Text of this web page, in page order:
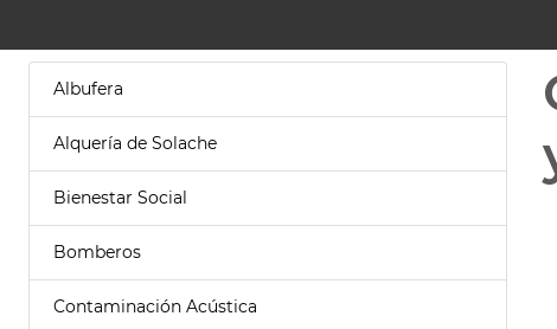
Albufera
Alquería de Solache
Bienestar Social
Bomberos
Contaminación Acústica